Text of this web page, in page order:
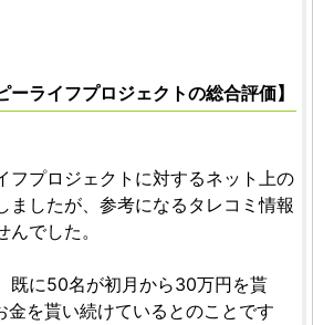
ライフプロジェクトの総合評価】
フプロジェクトに対するネット上の
ましたが、参考になるタレコミ情報
でした。
既に50名が初月から30万円を貰
を貰い続けているとのことです